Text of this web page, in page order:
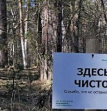
Перейти к основному содержанию